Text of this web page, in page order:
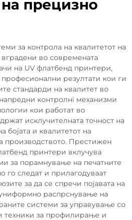
на прецизно
за контрола на квалитетот на
вградени во современата
на UV флатбенд принтери,
професионални резултати кои ги
стандарди на квалитет во
контролнi механизми
кои работат во
исклучителната точност на
бојата и квалитетот на
производството. Престижен
принтери вклучува
за порамнување на печатните
го следат и прилагодуваат
за да се спречи појавата на
распрснување на
системи за управување со
техники за профилирање и